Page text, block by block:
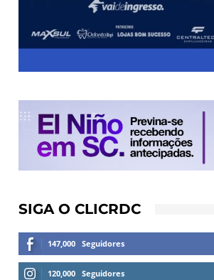
SIGA O CLICRDC
147,000 Seguidores
120,000 Seguidores